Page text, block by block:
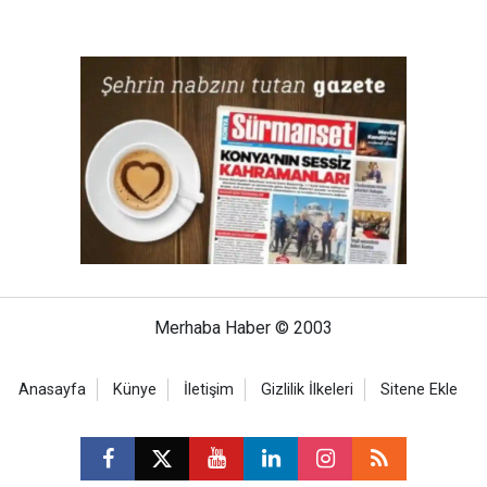
Merhaba Haber © 2003
Anasayfa Künye İletişim Gizlilik İlkeleri Sitene Ekle